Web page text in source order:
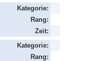
Kategorie:
Rang:
Zeit:
Kategorie:
Rang: